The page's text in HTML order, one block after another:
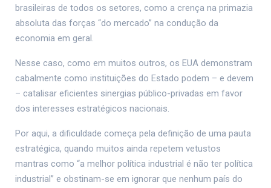
brasileiras de todos os setores, como a crença na primazia
absoluta das forças “do mercado” na condução da
economia em geral.
Nesse caso, como em muitos outros, os EUA demonstram
cabalmente como instituições do Estado podem – e devem
– catalisar eficientes sinergias público-privadas em favor
dos interesses estratégicos nacionais.
Por aqui, a dificuldade começa pela definição de uma pauta
estratégica, quando muitos ainda repetem vetustos
mantras como “a melhor política industrial é não ter política
industrial” e obstinam-se em ignorar que nenhum país do